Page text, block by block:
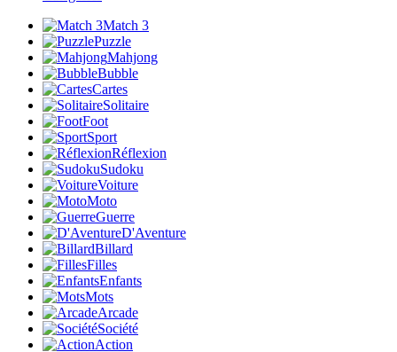
Match 3
Puzzle
Mahjong
Bubble
Cartes
Solitaire
Foot
Sport
Réflexion
Sudoku
Voiture
Moto
Guerre
D'Aventure
Billard
Filles
Enfants
Mots
Arcade
Société
Action